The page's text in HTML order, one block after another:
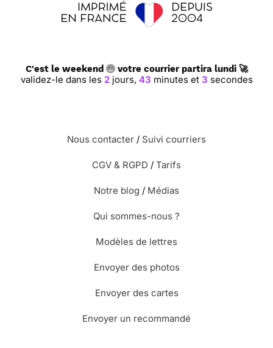
C'est le weekend votre courrier partira lundi 🚀
validez-le dans les 2jours, 43 minutes et 3 secondes
Nous contacter / Suivi courriers
CGV & RGPD / Tarifs
Notre blog / Médias
Qui sommes-nous ?
Modèles de lettres
Envoyer des photos
Envoyer des cartes
Envoyer un recommandé